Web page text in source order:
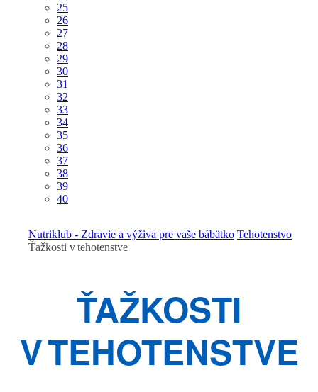
25
26
27
28
29
30
31
32
33
34
35
36
37
38
39
40
Nutriklub - Zdravie a výživa pre vaše bábätko Tehotenstvo
Ťažkosti v tehotenstve
ŤAŽKOSTI
V TEHOTENSTVE